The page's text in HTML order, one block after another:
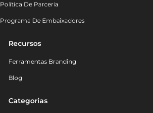
Política De Parceria
Programa De Embaixadores
Recursos
Ferramentas Branding
Blog
Categorias